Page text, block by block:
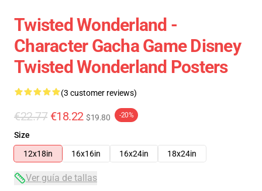
Twisted Wonderland -
Character Gacha Game Disney
Twisted Wonderland Posters
(3 customer reviews)
€22.77 €18.22 $19.80 -20%
Size
12x18in
16x16in 16x24in 18x24in
Ver guía de tallas